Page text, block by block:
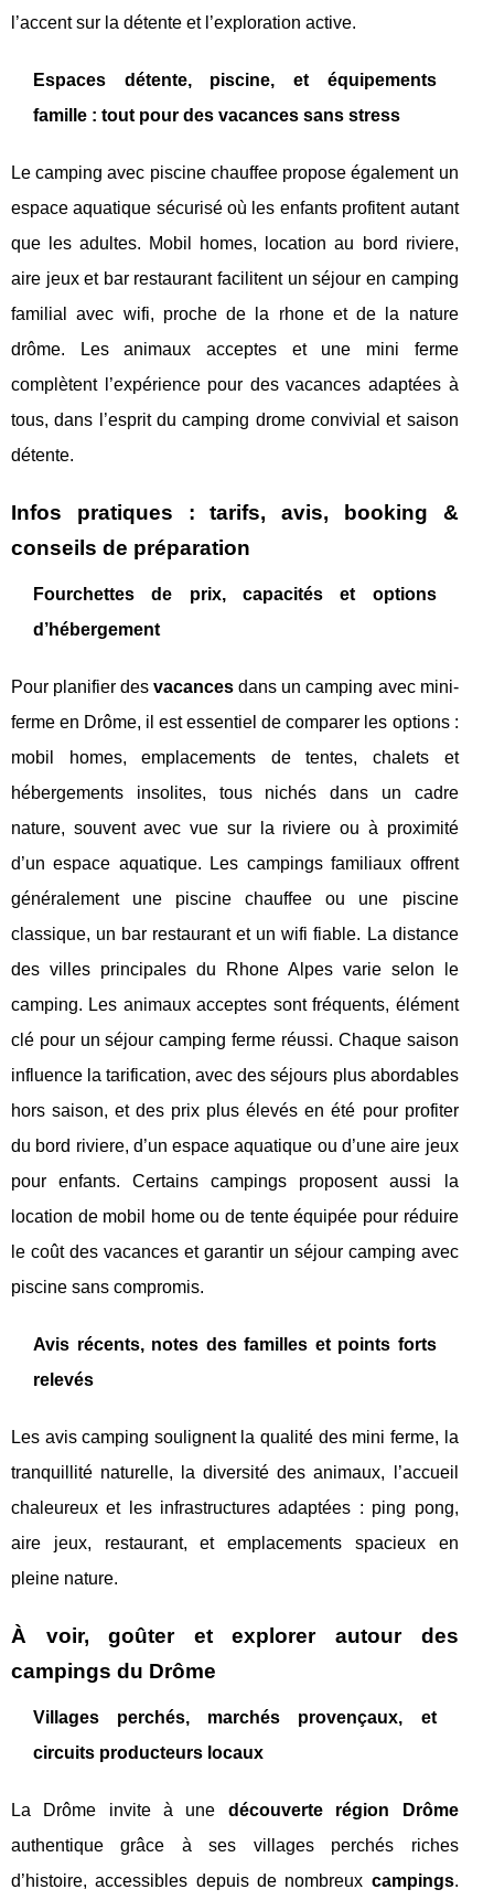
l’accent sur la détente et l’exploration active.
Espaces détente, piscine, et équipements
famille : tout pour des vacances sans stress
Le camping avec piscine chauffee propose également un
espace aquatique sécurisé où les enfants profitent autant
que les adultes. Mobil homes, location au bord riviere,
aire jeux et bar restaurant facilitent un séjour en camping
familial avec wifi, proche de la rhone et de la nature
drôme. Les animaux acceptes et une mini ferme
complètent l’expérience pour des vacances adaptées à
tous, dans l’esprit du camping drome convivial et saison
détente.
Infos pratiques : tarifs, avis, booking &
conseils de préparation
Fourchettes de prix, capacités et options
d’hébergement
Pour planifier desvacances dans un camping avec mini-
ferme en Drôme, il est essentiel de comparer les options :
mobil homes, emplacements de tentes, chalets et
hébergements insolites, tous nichés dans un cadre
nature, souvent avec vue sur la riviere ou à proximité
d’un espace aquatique. Les campings familiaux offrent
généralement une piscine chauffee ou une piscine
classique, un bar restaurant et un wifi fiable. La distance
des villes principales du Rhone Alpes varie selon le
camping. Les animaux acceptes sont fréquents, élément
clé pour un séjour camping ferme réussi. Chaque saison
influence la tarification, avec des séjours plus abordables
hors saison, et des prix plus élevés en été pour profiter
du bord riviere, d’un espace aquatique ou d’une aire jeux
pour enfants. Certains campings proposent aussi la
location de mobil home ou de tente équipée pour réduire
le coût des vacances et garantir un séjour camping avec
piscine sans compromis.
Avis récents, notes des familles et points forts
relevés
Les avis camping soulignent la qualité des mini ferme, la
tranquillité naturelle, la diversité des animaux, l’accueil
chaleureux et les infrastructures adaptées : ping pong,
aire jeux, restaurant, et emplacements spacieux en
pleine nature.
À voir, goûter et explorer autour des
campings du Drôme
Villages perchés, marchés provençaux, et
circuits producteurs locaux
La Drôme invite à une découverte région Drôme
authentique grâce à ses villages perchés riches
d’histoire, accessibles depuis de nombreux campings.